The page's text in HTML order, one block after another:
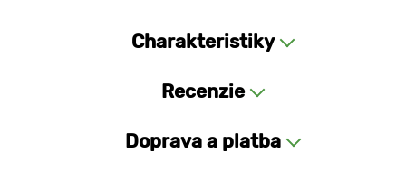
Charakteristiky
Recenzie
Doprava a platba